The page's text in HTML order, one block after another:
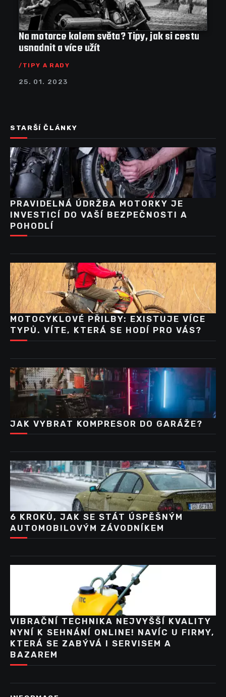
Na motorce kolem světa? Tipy, jak si cestu
usnadnit a více užít
TIPY A RADY
25. 01. 2023
STARŠÍ ČLÁNKY
PRAVIDELNÁ ÚDRŽBA MOTORKY JE
INVESTICÍ DO VAŠÍ BEZPEČNOSTI A
POHODLÍ
MOTOCYKLOVÉ PŘILBY: EXISTUJE VÍCE
TYPŮ. VÍTE, KTERÁ SE HODÍ PRO VÁS?
JAK VYBRAT KOMPRESOR DO GARÁŽE?
6 KROKŮ, JAK SE STÁT ÚSPĚŠNÝM
AUTOMOBILOVÝM ZÁVODNÍKEM
VIBRAČNÍ TECHNIKA NEJVYŠŠÍ KVALITY
NYNÍ K SEHNÁNÍ ONLINE! NAVÍC U FIRMY,
KTERÁ SE ZABÝVÁ I SERVISEM A
BAZAREM